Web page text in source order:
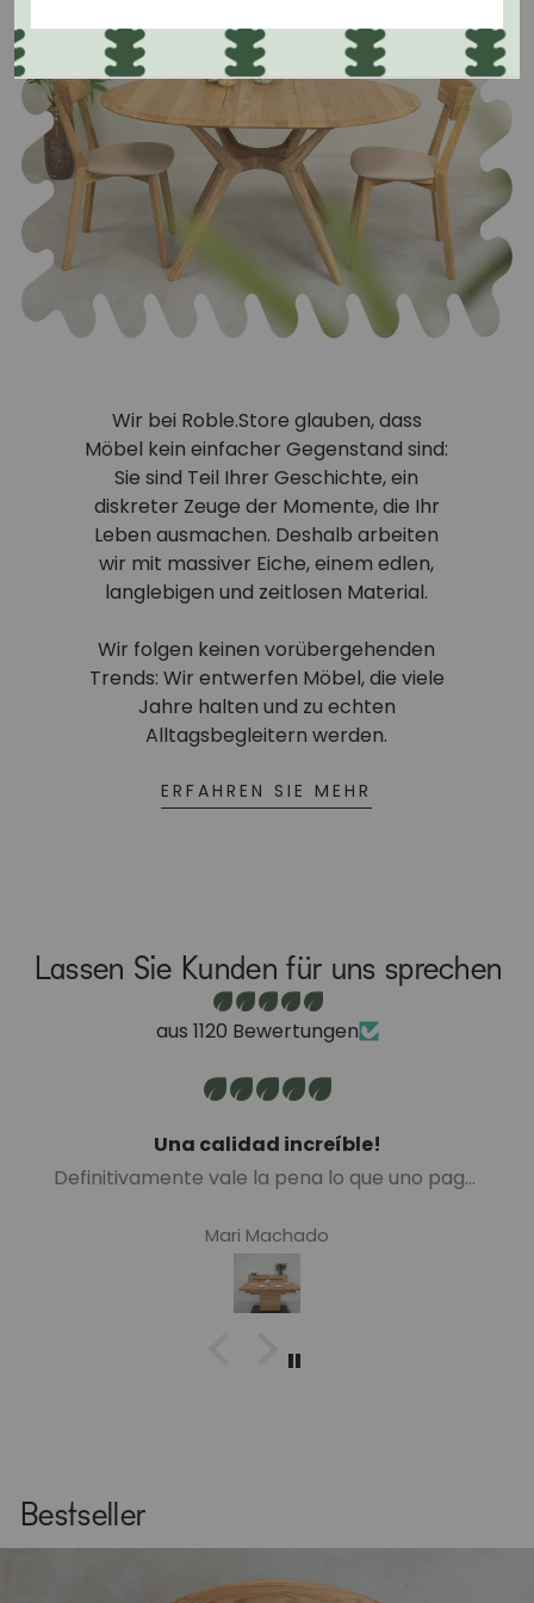
Wir bei Roble.Store glauben, dass
Möbel kein einfacher Gegenstand sind:
Sie sind Teil Ihrer Geschichte, ein
diskreter Zeuge der Momente, die Ihr
Leben ausmachen. Deshalb arbeiten
wir mit massiver Eiche, einem edlen,
langlebigen und zeitlosen Material.
Wir folgen keinen vorübergehenden
Trends: Wir entwerfen Möbel, die viele
Jahre halten und zu echten
Alltagsbegleitern werden.
ERFAHREN SIE MEHR
Lassen Sie Kunden für uns sprechen
aus 1120 Bewertungen
Una calidad increíble!
Definitivamente vale la pena lo que uno paga.
Mari Machado
Bestseller